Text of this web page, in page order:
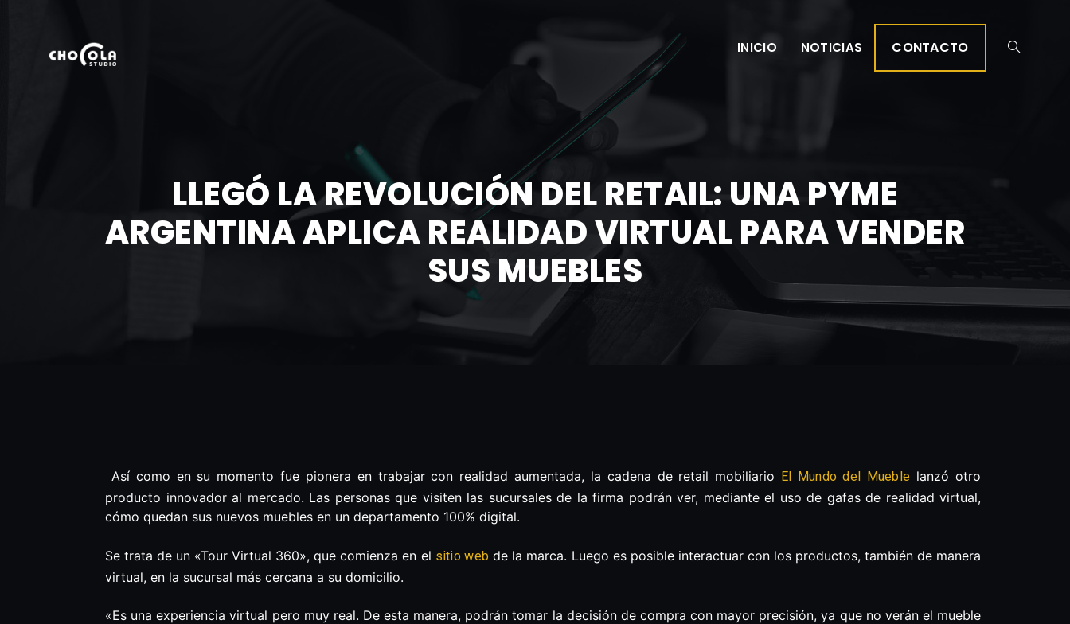
INICIO NOTICIAS CONTACTO
LLEGÓ LA REVOLUCIÓN DEL RETAIL: UNA PYME
ARGENTINA APLICA REALIDAD VIRTUAL PARA VENDER
SUS MUEBLES
Así como en su momento fue pionera en trabajar con realidad aumentada, la cadena de retail mobiliario El Mundo del Mueble lanzó otro
producto innovador al mercado. Las personas que visiten las sucursales de la firma podrán ver, mediante el uso de gafas de realidad virtual,
cómo quedan sus nuevos muebles en un departamento 100% digital.
Se trata de un «Tour Virtual 360», que comienza en el sitio web de la marca. Luego es posible interactuar con los productos, también de manera
virtual, en la sucursal más cercana a su domicilio.
«Es una experiencia virtual pero muy real. De esta manera, podrán tomar la decisión de compra con mayor precisión, ya que no verán el mueble